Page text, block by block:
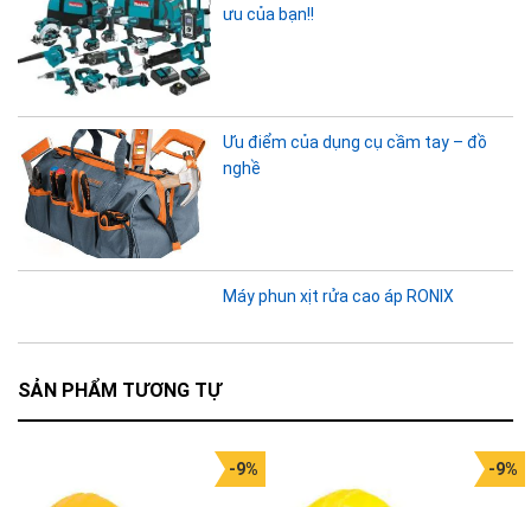
ưu của bạn!!
Ưu điểm của dụng cụ cầm tay – đồ
nghề
Máy phun xịt rửa cao áp RONIX
SẢN PHẨM TƯƠNG TỰ
-9% -9%